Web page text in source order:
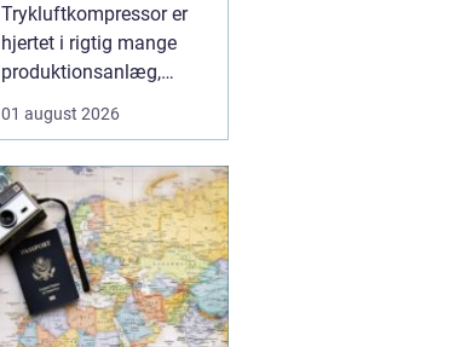
Trykluftkompressor er
hjertet i rigtig mange
produktionsanlæg,
håndværksvirksomheder,
lige så vigtig som strøm
i kontakten. En moderne
løsning kan drive alt fra
enkle håndværktøjer til
avancerede
produktionsli...
01 august 2026